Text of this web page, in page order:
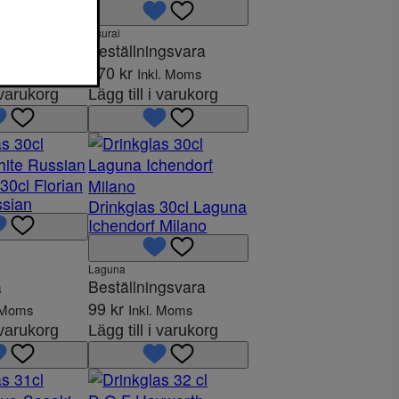
Usurai
Beställningsvara
270 kr Inkl. Moms
Lägg till i varukorg
Florian
Drinkglas 30cl Laguna
Ichendorf Milano
Laguna
Beställningsvara
99 kr Inkl. Moms
Lägg till i varukorg